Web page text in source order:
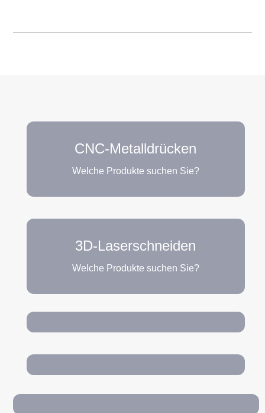
CNC-Metalldrücken
Welche Produkte suchen Sie?
3D-Laserschneiden
Welche Produkte suchen Sie?